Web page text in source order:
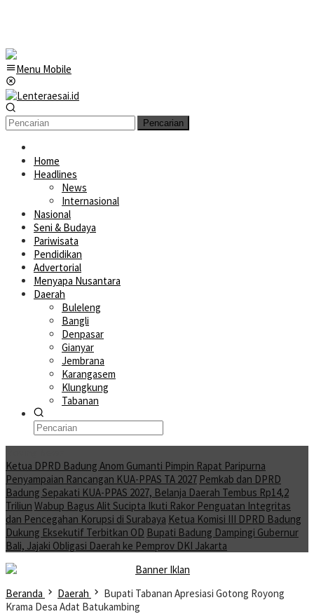
Menu Mobile
Pencarian
Home
Headlines
News
Internasional
Nasional
Seni & Budaya
Pariwisata
Pendidikan
Advertorial
Menyapa Nusantara
Daerah
Buleleng
Bangli
Denpasar
Gianyar
Jembrana
Karangasem
Klungkung
Tabanan
Ketua DPRD Badung Anom Gumanti Pimpin Rapat Paripurna
Penyampaian Rancangan KUA-PPAS TA 2027 Pemkab dan DPRD
Badung Sepakati KUA-PPAS 2027, Belanja Daerah Tembus Rp14,2
Triliun Wabup Bagus Alit Sucipta Ikuti Rakor Penguatan Integritas
dan Pencegahan Korupsi di Surabaya Ketua Komisi III DPRD Badung
Dukung Eksekutif Terbitkan OD Bupati Badung Dampingi Gubernur
Bali, Jajaki Obligasi Daerah ke Pemprov DKI Jakarta
Beranda Daerah
Bupati Tabanan Apresiasi Gotong Royong
Krama Desa Adat Batukambing